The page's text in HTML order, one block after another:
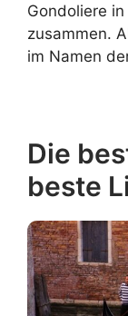
Gondoliere
zusammen.
im Namen
Die
beste